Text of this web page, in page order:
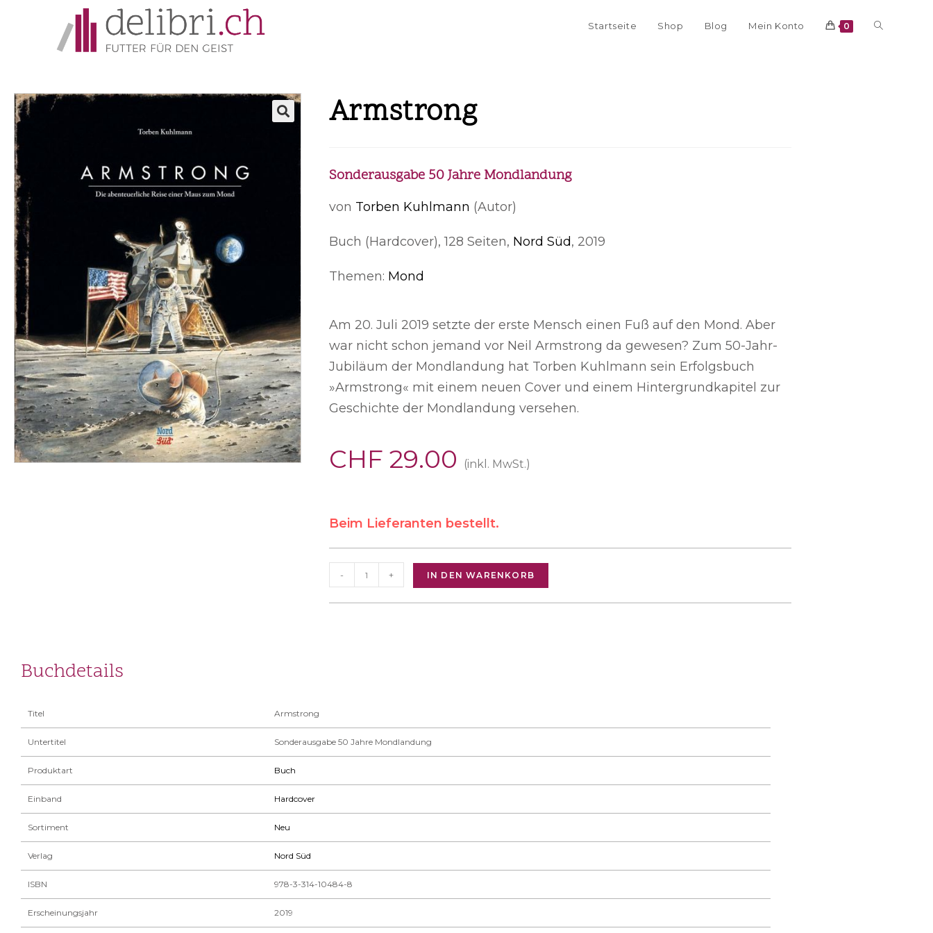
Startseite Shop Blog Mein Konto 0
Armstrong
Sonderausgabe 50 Jahre Mondlandung
von Torben Kuhlmann (Autor)
Buch (Hardcover), 128 Seiten, Nord Süd, 2019
Themen: Mond
Am 20. Juli 2019 setzte der erste Mensch einen Fuß auf den Mond. Aber
war nicht schon jemand vor Neil Armstrong da gewesen? Zum 50-Jahr-
Jubiläum der Mondlandung hat Torben Kuhlmann sein Erfolgsbuch
»Armstrong« mit einem neuen Cover und einem Hintergrundkapitel zur
Geschichte der Mondlandung versehen.
CHF 29.00 (inkl. MwSt.)
Beim Lieferanten bestellt.
- + IN DEN WARENKORB
Buchdetails
Titel Armstrong
Untertitel Sonderausgabe 50 Jahre Mondlandung
Produktart Buch
Einband Hardcover
Sortiment Neu
Verlag Nord Süd
ISBN 978-3-314-10484-8
Erscheinungsjahr 2019